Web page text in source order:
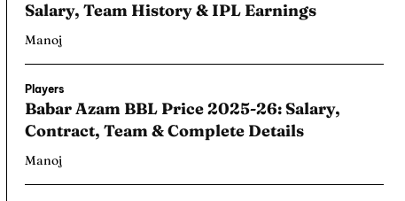
Salary, Team History & IPL Earnings
Manoj
Players
Babar Azam BBL Price 2025-26: Salary,
Contract, Team & Complete Details
Manoj